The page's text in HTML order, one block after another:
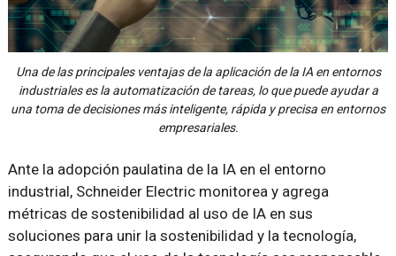
Una de las principales ventajas de la aplicación de la IA en entornos
industriales es la automatización de tareas, lo que puede ayudar a
una toma de decisiones más inteligente, rápida y precisa en entornos
empresariales.
Ante la adopción paulatina de la IA en el entorno
industrial, Schneider Electric monitorea y agrega
métricas de sostenibilidad al uso de IA en sus
soluciones para unir la sostenibilidad y la tecnología,